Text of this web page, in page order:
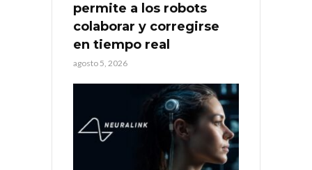
permite a los robots
colaborar y corregirse
en tiempo real
agosto 5, 2026